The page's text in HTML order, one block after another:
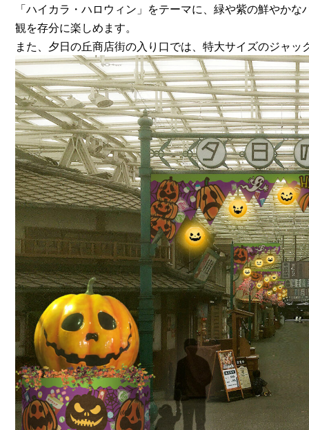
「ハイカラ・ハロウィン」をテーマに、緑や紫の鮮やか
観を存分に楽しめます。
また、夕日の丘商店街の入り口では、特大サイズのジャ